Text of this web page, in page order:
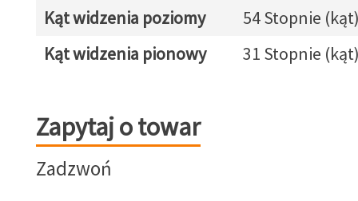
Kąt widzenia poziomy
54 Stopnie
Kąt widzenia pionowy
31 Stopnie
Zapytaj o towar
Zapytaj o towar
Zadzwoń